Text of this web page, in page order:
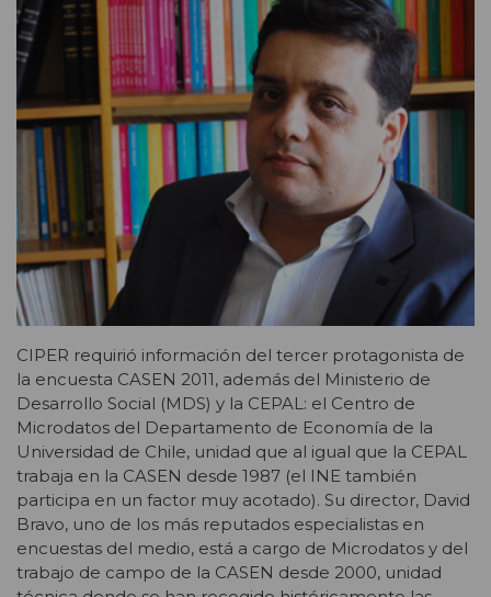
CIPER requirió información del tercer protagonista de
la encuesta CASEN 2011, además del Ministerio de
Desarrollo Social (MDS) y la CEPAL: el Centro de
Microdatos del Departamento de Economía de la
Universidad de Chile, unidad que al igual que la CEPAL
trabaja en la CASEN desde 1987 (el INE también
participa en un factor muy acotado). Su director, David
Bravo, uno de los más reputados especialistas en
encuestas del medio, está a cargo de Microdatos y del
trabajo de campo de la CASEN desde 2000, unidad